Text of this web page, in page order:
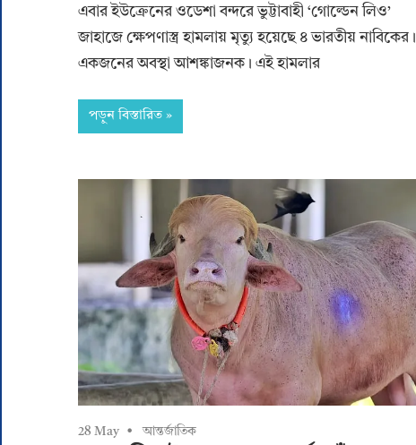
এবার ইউক্রেনের ওডেশা বন্দরে ভুট্টাবাহী ‘গোল্ডেন লিও’
জাহাজে ক্ষেপণাস্ত্র হামলায় মৃত্যু হয়েছে ৪ ভারতীয় নাবিকের।
একজনের অবস্থা আশঙ্কাজনক। এই হামলার
পড়ুন বিস্তারিত
28 May আন্তর্জাতিক